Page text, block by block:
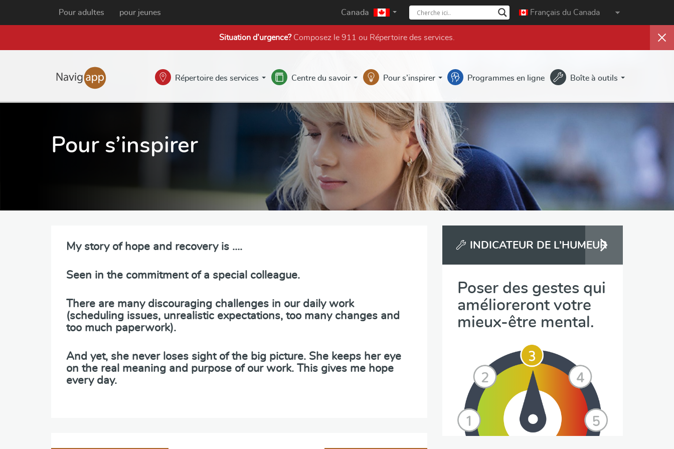
Pour adultes
pour jeunes Canada Français du Canada
Situation d’urgence?Composez le 911 ou Répertoire des services
Répertoire des services Centre du savoir Pour s’inspirer Programmes en ligne Boîte à outils
Pour s’inspirer
My story of hope and recovery is ….
Seen in the commitment of a special colleague.
There are many discouraging challenges in our daily work
(scheduling issues, unrealistic expectations, too many changes and
too much paperwork).
And yet, she never loses sight of the big picture. She keeps her eye
on the real meaning and purpose of our work. This gives me hope
every day.
Navigation
INDICATEUR DE L’HUMEUR
Poser des gestes qui
amélioreront votre
mieux-être mental.